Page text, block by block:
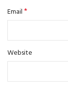
Email*
Website